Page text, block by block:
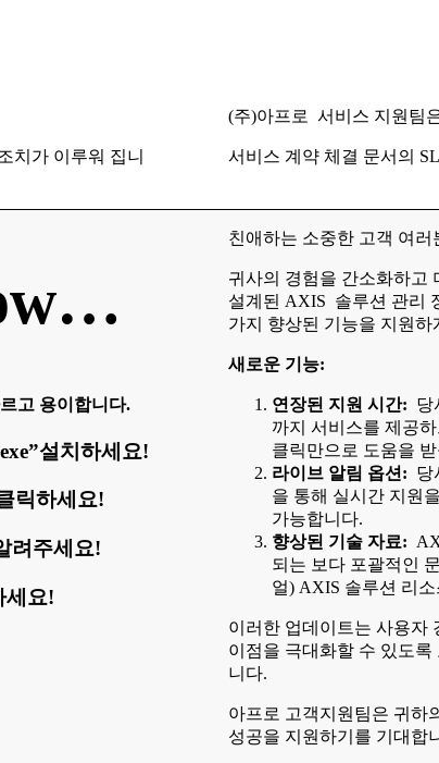
치가 이루워 집니
(주)아프로 서비스 지원팀
서비스 계약 체결 문서의
고 용이합니다.
설치하세요!
릭하세요!
려주세요!
세요!
친애하는 소중한 고객 여러
귀사의 경험을 간소화하고
설계된 AXIS 솔루션 관리
가지 향상된 기능을 지원
새로운 기능:
연장된 지원 시간: 당
까지 서비스를 제공
클릭만으로 도움을
라이브 알림 옵션: 당
을 통해 실시간 지원
가능합니다.
향상된 기술 자료:
되는 보다 포괄적인
얼) AXIS 솔루션 리
이러한 업데이트는 사용자
이점을 극대화할 수 있도
니다.
아프로 고객지원팀은 귀하
성공을 지원하기를 기대합